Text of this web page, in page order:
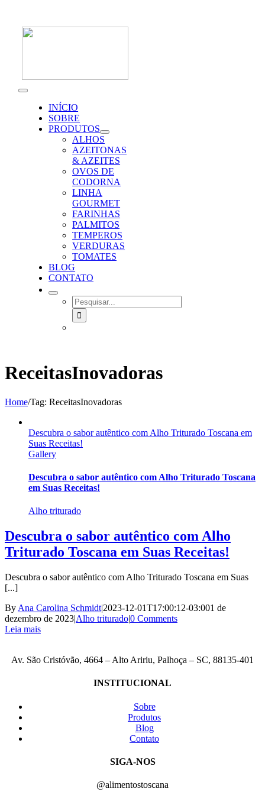
content
Toggle
NavigationINÍCIO
SOBRE
PRODUTOS
ALHOS
AZEITONAS
& AZEITES
OVOS DE
CODORNA
LINHA
GOURMET
FARINHAS
PALMITOS
TEMPEROS
VERDURAS
TOMATES
BLOG
CONTATO
SEARCH
FOR:
ReceitasInovadoras
Home/Tag: ReceitasInovadoras
Descubra o sabor autêntico com Alho Triturado Toscana em
Suas Receitas!
Gallery
Descubra o sabor autêntico com Alho Triturado Toscana
em Suas Receitas!
Alho triturado
Descubra o sabor autêntico com Alho
Triturado Toscana em Suas Receitas!
Descubra o sabor autêntico com Alho Triturado Toscana em Suas
[...]
By Ana Carolina Schmidt|2023-12-01T17:00:12-03:001 de
dezembro de 2023|Alho triturado|0 Comments
Leia mais
Av. São Cristóvão, 4664 – Alto Aririu, Palhoça – SC, 88135-401
INSTITUCIONAL
Sobre
Produtos
Blog
Contato
SIGA-NOS
@alimentostoscana